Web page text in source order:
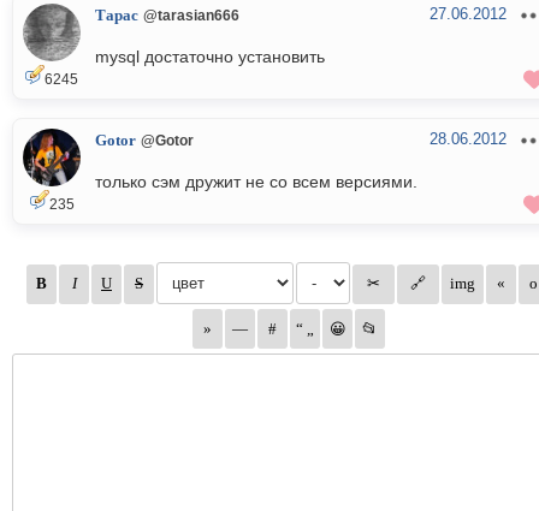
6245
Тарас @tarasian666 27.06.2012
mysql достаточно установить
235
Gotor @Gotor 28.06.2012
только сэм дружит не со всем версиями.